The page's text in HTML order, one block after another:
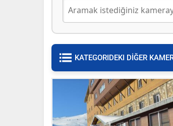
KATEGORIDEKI DİĞER